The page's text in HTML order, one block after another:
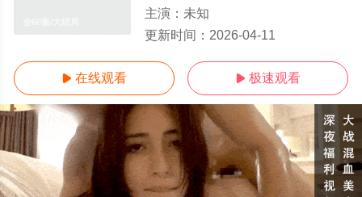
主演： 未知
更新时间： 2026-04-11
 在线观看  极速观看